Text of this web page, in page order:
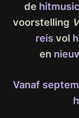
de
voorstelling
reisvol
en
Vanaf